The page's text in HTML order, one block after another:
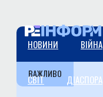
НОВИНИ ВІЙНА
СВІТ ДІАСПОРА
ВАЖЛИВО